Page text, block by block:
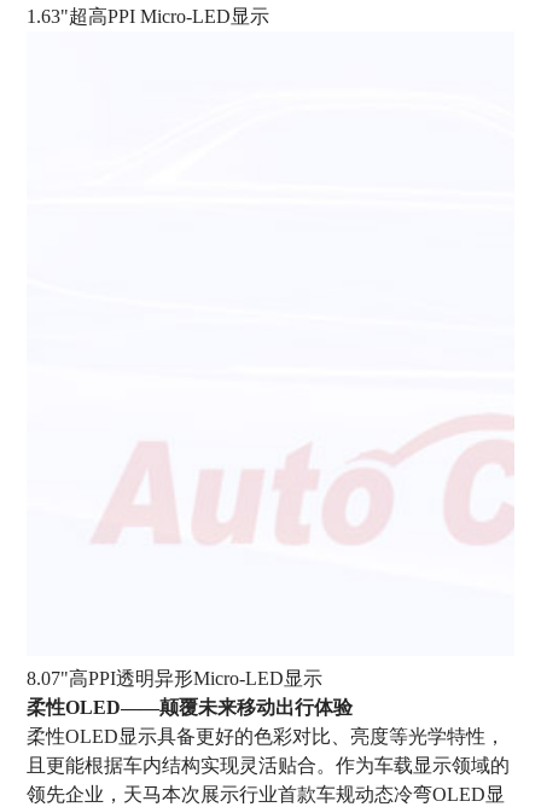
1.63"超高PPI Micro-LED显示
8.07"高PPI透明异形Micro-LED显示
柔性OLED——颠覆未来移动出行体验
柔性OLED显示具备更好的色彩对比、亮度等光学特性，
且更能根据车内结构实现灵活贴合。作为车载显示领域的
领先企业，天马本次展示行业首款车规动态冷弯OLED显